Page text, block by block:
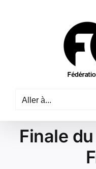
Aller à...
Finale